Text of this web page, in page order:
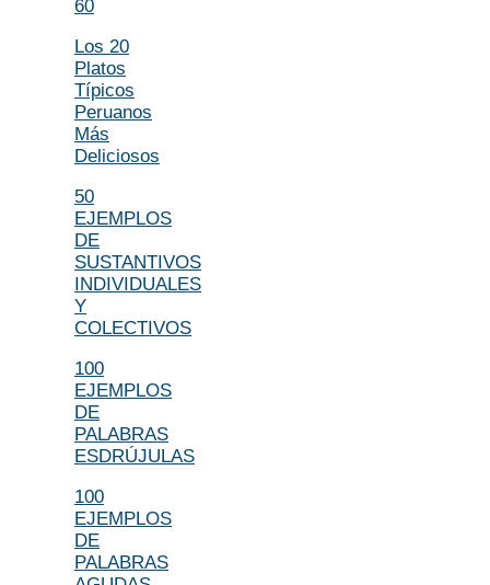
60
Los 20
Platos
Típicos
Peruanos
Más
Deliciosos
50
EJEMPLOS
DE
SUSTANTIVOS
INDIVIDUALES
Y
COLECTIVOS
100
EJEMPLOS
DE
PALABRAS
ESDRÚJULAS
100
EJEMPLOS
DE
PALABRAS